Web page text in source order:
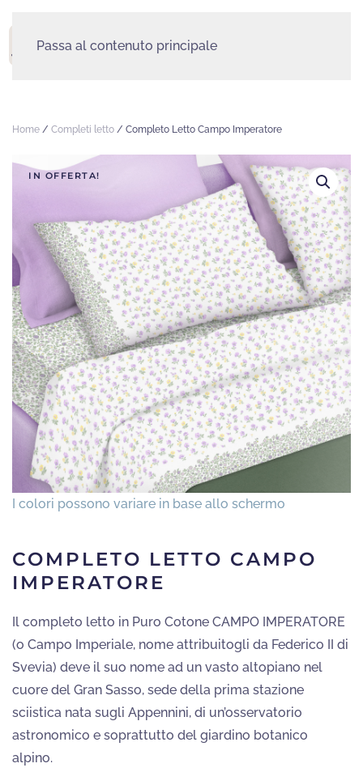
Passa al contenuto principale
Home / Completi letto / Completo Letto Campo Imperatore
IN OFFERTA!
COMPLETO LETTO CAMPO
IMPERATORE
Il completo letto in Puro Cotone CAMPO IMPERATORE
(o Campo Imperiale, nome attribuitogli da Federico II di
Svevia) deve il suo nome ad un vasto altopiano nel
cuore del Gran Sasso, sede della prima stazione
sciistica nata sugli Appennini, di un’osservatorio
astronomico e soprattutto del giardino botanico
alpino.